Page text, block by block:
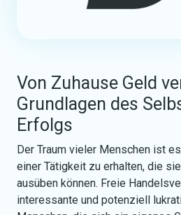
Von Zuhause Geld
Grundlagen des
Erfolgs
Der Traum vieler Menschen ist
einer Tätigkeit zu erhalten, die
ausüben können. Freie
interessante und potenziell